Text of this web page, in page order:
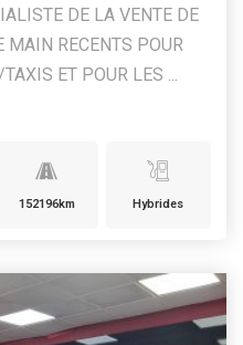
DE LA VENTE DE
MAIN RECENTS POUR
ET POUR LES ...
152196km Hybrides